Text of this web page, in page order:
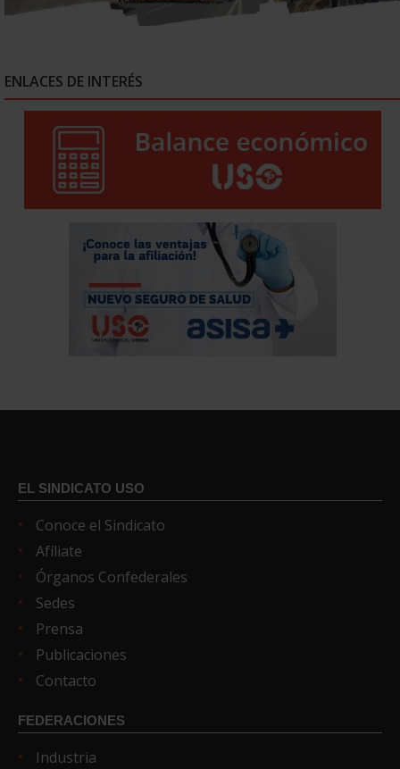
ENLACES DE INTERÉS
EL SINDICATO USO
Conoce el Sindicato
Afíliate
Órganos Confederales
Sedes
Prensa
Publicaciones
Contacto
FEDERACIONES
Industria